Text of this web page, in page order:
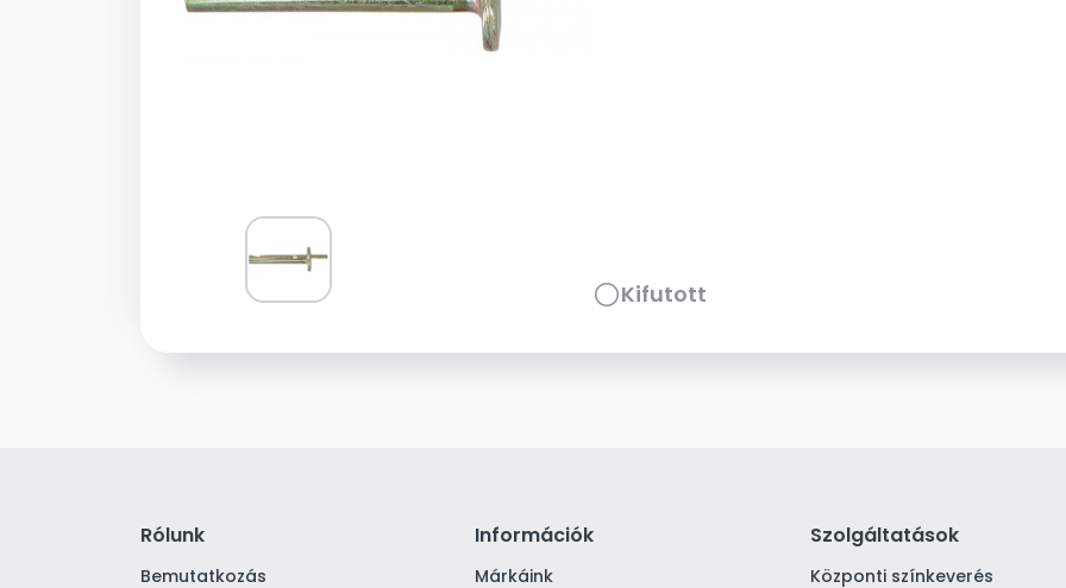
Kifutott
Rólunk
Bemutatkozás
Információk
Márkáink
Szolgáltatások
Központi színkeverés